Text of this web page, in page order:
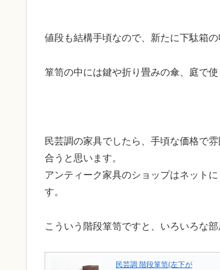
値段も結構手頃なので、新たに下駄箱
箪笥の中には鍵や折り畳みの傘、庭で使
民芸調の家具でしたら、手頃な価格で
合うと思います。
アンティーク家具のショップはネット
す。
こういう階段箪笥ですと、いろいろな
民芸調 階段箪笥(左下が